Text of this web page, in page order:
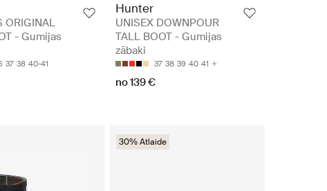
ORIGINAL
- Gumijas
37 38 40-41
Hunter
UNISEX DOWNPOUR
TALL BOOT - Gumijas
zābaki
37 38 39 40 41
no 139 €
30% Atlaide